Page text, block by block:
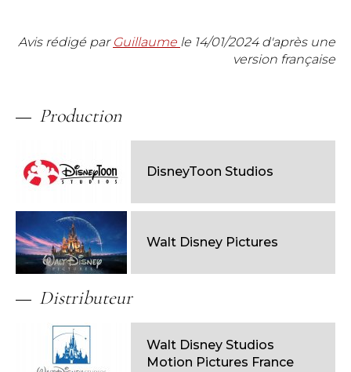
Avis rédigé par Guillaume le 14/01/2024d'après une
version française
Production
DisneyToon Studios
Walt Disney Pictures
Distributeur
Walt Disney Studios
Motion Pictures France